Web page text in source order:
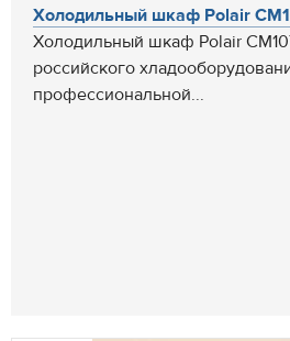
Холодильный шкаф Polair
Холодильный шкаф Polair
российского
профессиональной...